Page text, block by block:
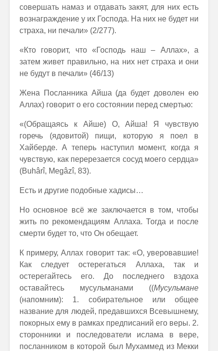
совершать намаз и отдавать закят, для них есть
вознаграждение у их Господа. На них не будет ни
страха, ни печали» (2/277).
«Кто говорит, что «Господь наш – Аллах», а
затем живет правильно, на них нет страха и они
не будут в печали» (46/13)
Жена Посланника Айша (да будет доволен ею
Аллах) говорит о его состоянии перед смертью:
«(Обращаясь к Айше) О, Айша! Я чувствую
горечь (ядовитой) пищи, которую я поел в
Хайберде. А теперь наступил момент, когда я
чувствую, как перерезается сосуд моего сердца»
(Buhârî, Megâzî, 83).
Есть и другие подобные хадисы…
Но основное всё же заключается в том, чтобы
жить по рекомендациям Аллаха. Тогда и после
смерти будет то, что Он обещает.
К примеру, Аллах говорит так: «О, уверовавшие!
Как следует остерегаться Аллаха, так и
остерегайтесь его. До последнего вздоха
оставайтесь мусульманами ((Мусульмане
(напомним): 1. собирательное или общее
название для людей, предавшихся Всевышнему,
покорных ему в рамках предписаний его веры. 2.
сторонники и последователи ислама в вере,
посланником в которой был Мухаммед из Мекки